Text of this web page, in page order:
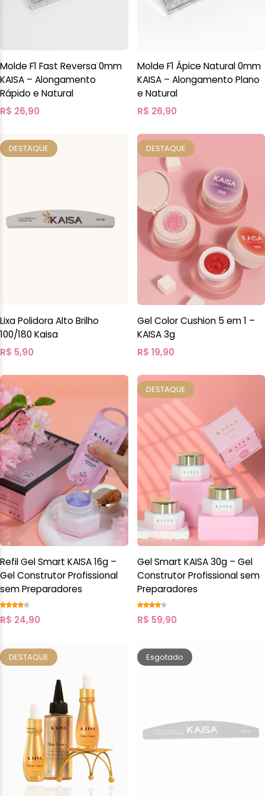
Molde F1 Fast Reversa 0mm
KAISA – Alongamento
Rápido e Natural
R$ 26,90
Molde F1 Ápice Natural 0mm
KAISA – Alongamento Plano
e Natural
R$ 26,90
DESTAQUE
Lixa Polidora Alto Brilho
100/180 Kaisa
R$ 5,90
DESTAQUE
Gel Color Cushion 5 em 1 –
KAISA 3g
R$ 19,90
Refil Gel Smart KAISA 16g –
Gel Construtor Profissional
sem Preparadores
R$ 24,90
DESTAQUE
Gel Smart KAISA 30g – Gel
Construtor Profissional sem
Preparadores
R$ 59,90
DESTAQUE Esgotado